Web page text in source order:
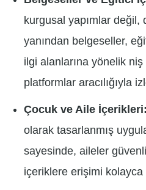
kurgusal yapımlar değil,
yanından belgeseller,
ilgi alanlarına yönelik
platformlar aracılığıyla
Çocuk ve Aile İçerikleri:
olarak tasarlanmış
sayesinde, aileler
içeriklere erişimi